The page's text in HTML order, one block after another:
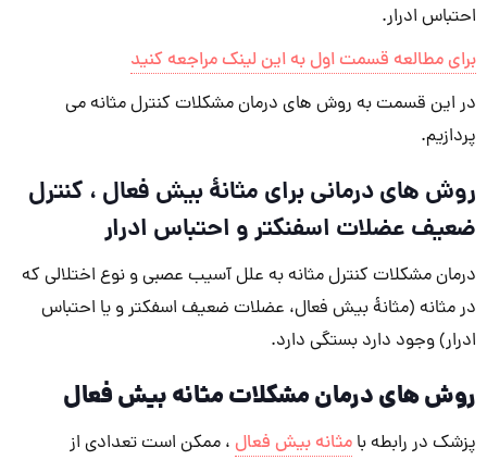
احتباس ادرار.
برای مطالعه قسمت اول به این لینک مراجعه کنید
در این قسمت به روش های درمان مشکلات کنترل مثانه می
پردازیم.
روش های درمانی برای مثانۀ بیش فعال ، کنترل
ضعیف عضلات اسفنکتر و احتباس ادرار
درمان مشکلات کنترل مثانه به علل آسیب عصبی و نوع اختلالی که
در مثانه (مثانۀ بیش فعال، عضلات ضعیف اسفکتر و یا احتباس
ادرار) وجود دارد بستگی دارد.
روش ­های درمان مشکلات مثانه بیش فعال
پزشک در رابطه با مثانه بیش فعال ، ممکن است تعدادی از